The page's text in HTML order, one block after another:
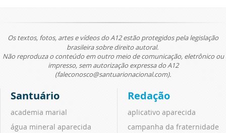
Os textos, fotos, artes e vídeos do A12 estão protegidos pela legislação
brasileira sobre direito autoral.
Não reproduza o conteúdo em outro meio de comunicação, eletrônico ou
impresso, sem autorização expressa do A12
(faleconosco@santuarionacional.com).
Santuário
academia marial
água mineral aparecida
Redação
aplicativo aparecida
campanha da fraternidade